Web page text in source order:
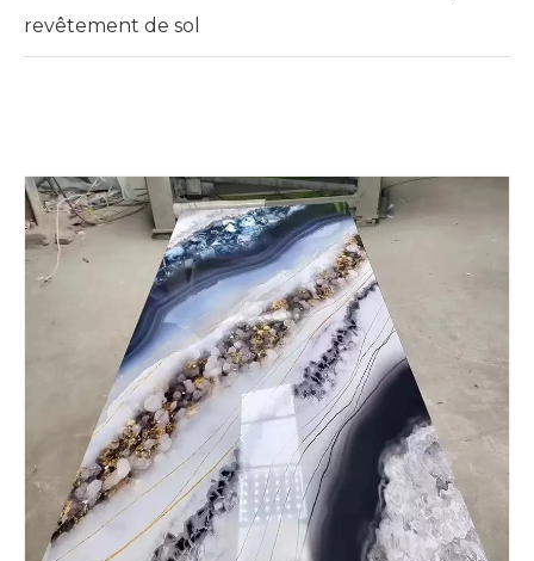
revêtement de sol​